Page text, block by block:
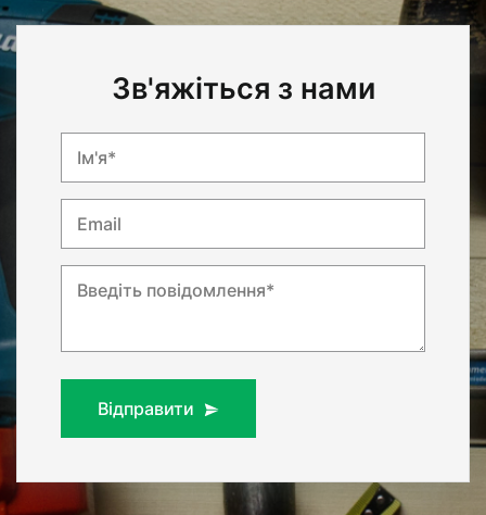
Зв'яжіться з нами
Ім'я*
Email
Введіть повідомлення*
Відправити